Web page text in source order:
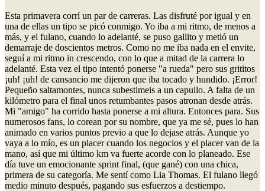
Esta primavera corrí un par de carreras. Las disfruté por igual y en
una de ellas un tipo se picó conmigo. Yo iba a mi ritmo, de menos a
más, y el fulano, cuando lo adelanté, se puso gallito y metió un
demarraje de doscientos metros. Como no me iba nada en el envite,
seguí a mi ritmo in crescendo, con lo que a mitad de la carrera lo
adelanté. Esta vez el tipo intentó ponerse "a rueda" pero sus grititos
¡uh! ¡uh! de cansancio me dijeron que iba tocado y hundido. ¡Error!
Pequeño saltamontes, nunca subestimeis a un capullo. A falta de un
kilómetro para el final unos retumbantes pasos atronan desde atrás.
Mi "amigo" ha corrido hasta ponerse a mi altura. Entonces para. Sus
numerosos fans, lo corean por su nombre, que ya me sé, pues lo han
animado en varios puntos previo a que lo dejase atrás. Aunque yo
vaya a lo mío, es un placer cuando los negocios y el placer van de la
mano, así que mi último km va fuerte acorde con lo planeado. Ese
día tuve un emocionante sprint final, (que gané) con una chica,
primera de su categoría. Me sentí como Lia Thomas. El fulano llegó
medio minuto después, pagando sus esfuerzos a destiempo.